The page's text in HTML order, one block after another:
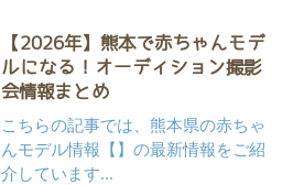
【2026年】熊本で赤ちゃんモデ
ルになる！オーディション撮影
会情報まとめ
こちらの記事では、熊本県の赤ちゃ
んモデル情報【】の最新情報をご紹
介しています...